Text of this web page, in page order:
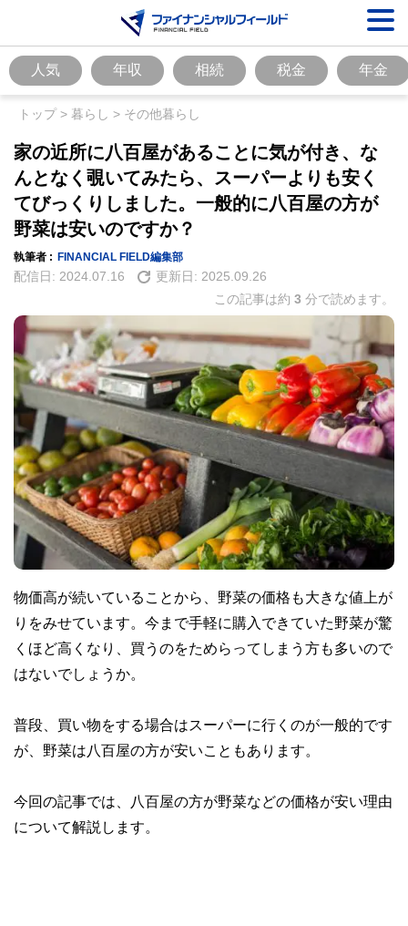
人気 年収 相続 税金 年金
トップ> 暮らし > その他暮らし
家の近所に八百屋があることに気が付き、な
んとなく覗いてみたら、スーパーよりも安く
てびっくりしました。一般的に八百屋の方が
野菜は安いのですか？
執筆者 : FINANCIAL FIELD編集部
配信日: 2024.07.16 更新日: 2025.09.26
この記事は約 3 分で読めます。
物価高が続いていることから、野菜の価格も大きな値上が
りをみせています。今まで手軽に購入できていた野菜が驚
くほど高くなり、買うのをためらってしまう方も多いので
はないでしょうか。
普段、買い物をする場合はスーパーに行くのが一般的です
が、野菜は八百屋の方が安いこともあります。
今回の記事では、八百屋の方が野菜などの価格が安い理由
について解説します。